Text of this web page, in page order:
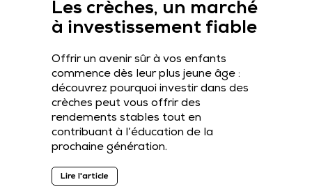
Les crèches, un marché
à investissement fiable
Offrir un avenir sûr à vos enfants
commence dès leur plus jeune âge :
découvrez pourquoi investir dans des
crèches peut vous offrir des
rendements stables tout en
contribuant à l’éducation de la
prochaine génération.
Lire l'article